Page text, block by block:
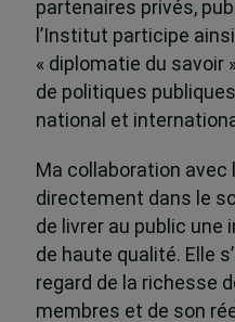
partenaires privés,
l’Institut participe
« diplomatie du savoir
de politiques
national et
Ma collaboration avec
directement dans le
de livrer au public
de haute qualité. Elle
regard de la richesse
membres et de son